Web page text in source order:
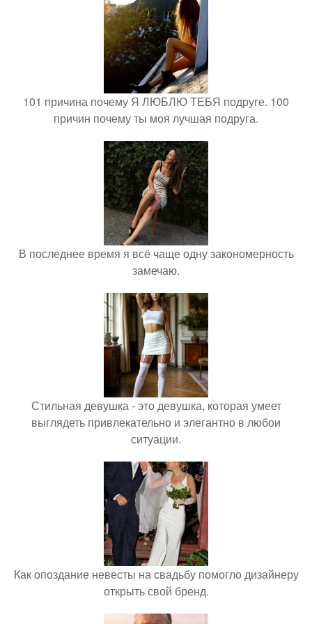
101 причина почему Я ЛЮБЛЮ ТЕБЯ подруге. 100
причин почему ты моя лучшая подруга.
В последнее время я всё чаще одну закономерность
замечаю.
Стильная девушка - это девушка, которая умеет
выглядеть привлекательно и элегантно в любои
ситуации.
Как опоздание невесты на свадьбу помогло дизайнеру
открыть свой бренд.